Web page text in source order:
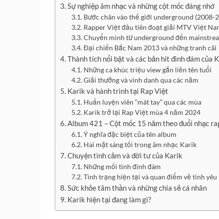
Sự nghiệp âm nhạc và những cột mốc đáng nhớ
Bước chân vào thế giới underground (2008-
Rapper Việt đầu tiên đoạt giải MTV Việt
Chuyển mình từ underground đến
Đại chiến Bắc Nam 2013 và những tranh cãi
Thành tích nổi bật và các bản hit đình đám của
Những ca khúc triệu view gắn liền tên tuổi
Giải thưởng và vinh danh qua các năm
Karik và hành trình tại Rap Việt
Huấn luyện viên “mát tay” qua các mùa
Karik trở lại Rap Việt mùa 4 năm 2024
Album 421 – Cột mốc 15 năm theo đuổi nhạc
Ý nghĩa đặc biệt của tên album
Hai mặt sáng tối trong âm nhạc Karik
Chuyện tình cảm và đời tư của Karik
Những mối tình đình đám
Tình trạng hiện tại và quan điểm về tình yêu
Sức khỏe tâm thần và những chia sẻ cá nhân
Karik hiện tại đang làm gì?